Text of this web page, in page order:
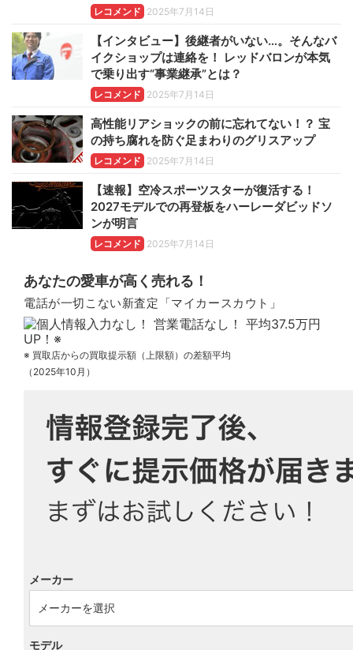
レコメンド 2025年7月14日
【インタビュー】後継者がいない…。そんなバ
イクショップは連絡を！ レッドバロンが本気
で乗り出す“事業継承”とは？
レコメンド 2025年7月14日
高性能リアショックの前に忘れてない！？ 宝
の持ち腐れを防ぐ足まわりのグリスアップ
レコメンド 2025年7月14日
【速報】空冷スポーツスターが復活する！
2027モデルでの再登板をハーレーダビッドソ
ンが明言
レコメンド 2025年7月14日
あなたの愛車が高く売れる！
電話が一切こない新査定「マイカースカウト」
※ 買取店からの買取提示額（上限額）の差額平均
（2025年10月）
メーカー
モデル